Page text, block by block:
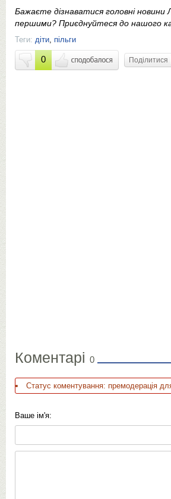
Бажаєте дізнаватися головні новини
першими? Приєднуйтеся до нашого
Теги: діти пільги
0 Поділитися
Коментарі 0
Статус коментування: премодерація
Ваше ім'я: